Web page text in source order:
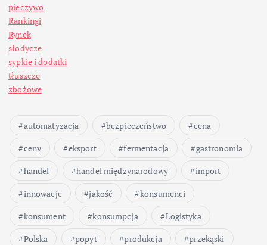
pieczywo
Rankingi
Rynek
słodycze
sypkie i dodatki
tłuszcze
zbożowe
automatyzacja bezpieczeństwo
cena
ceny
eksport fermentacja
gastronomia
handel
handel międzynarodowy
import
innowacje
jakość
konsumenci
konsument
konsumpcja
Logistyka
Polska
popyt produkcja
przekąski